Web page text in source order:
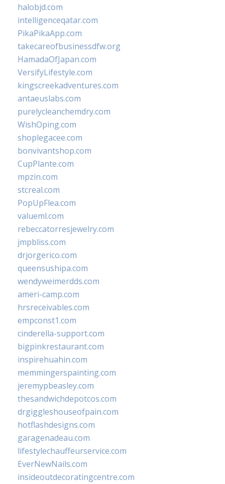
halobjd.com
intelligenceqatar.com
PikaPikaApp.com
takecareofbusinessdfw.org
HamadaOfJapan.com
VersifyLifestyle.com
kingscreekadventures.com
antaeuslabs.com
purelycleanchemdry.com
WishOping.com
shoplegacee.com
bonvivantshop.com
CupPlante.com
mpzin.com
stcreal.com
PopUpFlea.com
valueml.com
rebeccatorresjewelry.com
jmpbliss.com
drjorgerico.com
queensushipa.com
wendyweimerdds.com
ameri-camp.com
hrsreceivables.com
empconst1.com
cinderella-support.com
bigpinkrestaurant.com
inspirehuahin.com
memmingerspainting.com
jeremypbeasley.com
thesandwichdepotcos.com
drgiggleshouseofpain.com
hotflashdesigns.com
garagenadeau.com
lifestylechauffeurservice.com
EverNewNails.com
insideoutdecoratingcentre.com